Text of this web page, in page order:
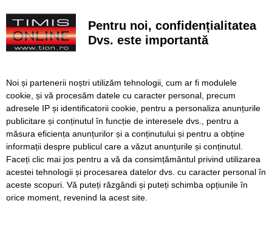
Misterioso! Început romantic de stagiune la Opera din
Timișoara
Construcție impresionantă din Imperiul Roman, scoasă la
Continuă modernizarea centrului pietonal al Lugojului.
Contract de 21 de milioane de lei, finanțat european
Poli scapă de înfrângere, dar pleacă doar cu un punct din
deplasarea cu Șelimbăr
SERVICII Redactia
Folosinta Cookie-urilor
Pentru noi, confidențialitatea
Dvs. este importantă
Noi și partenerii noștri utilizăm tehnologii, cum ar fi modulele
cookie, și vă procesăm datele cu caracter personal, precum
adresele IP și identificatorii cookie, pentru a personaliza anunțurile
publicitare și conținutul în funcție de interesele dvs., pentru a
măsura eficiența anunțurilor și a conținutului și pentru a obține
informații despre publicul care a văzut anunțurile și conținutul.
Faceți clic mai jos pentru a vă da consimțământul privind utilizarea
acestei tehnologii și procesarea datelor dvs. cu caracter personal în
aceste scopuri. Vă puteți răzgândi și puteți schimba opțiunile în
orice moment, revenind la acest site.